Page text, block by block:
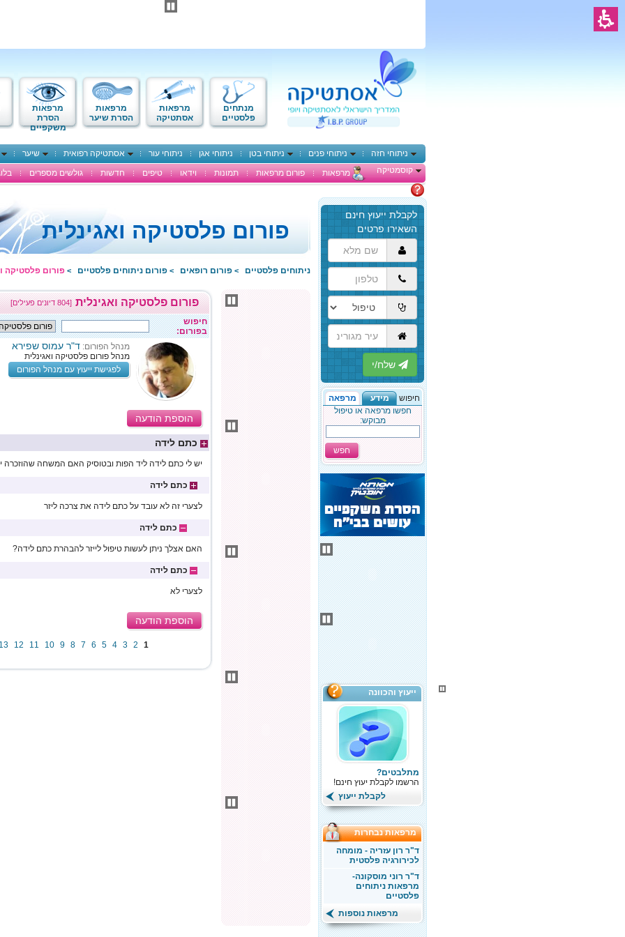
מנתחים
פלסטיים
מרפאות
אסתטיקה
מרפאות
הסרת שיער
מרפאות
הסרת
משקפיים
ניתוחי חזה ניתוחי פנים ניתוחי בטן ניתוחי אגן ניתוחי עור אסתטיקה רפואית שיער
קוסמטיקה
מרפאות פורום מרפאות תמונות וידאו טיפים חדשות גולשים מספרים
הגעת
לתוכן
המרכזי,
באפשרותך
ללחוץ
אנטר
כדי
לדלג
לאזור
הבא
חיפוש מידע
מרפאה
חפשו מרפאה או טיפול
מבוקש:
חפש
ייעוץ והכוונה
מתלבטים?
הרשמו לקבלת יעוץ חינם!
לקבלת ייעוץ
מרפאות נבחרות
ד"ר רון עזריה - מומחה
לכירורגיה פלסטית
ד"ר רוני מוסקונה-
מרפאות ניתוחים
פלסטיים
מרפאות נוספות
פורום פלסטיקה ואגינלית
ניתוחים פלסטיים > פורום רופאים > פורום ניתוחים פלסטיים > פורום פלסטיקה
[804 דיונים פעילים] פורום פלסטיקה ואגינלית
חיפוש
בפורום:
מנהל הפורום: ד"ר עמוס שפירא
מנהל פורום פלסטיקה ואגינלית
לפגישת ייעוץ עם מנהל הפורום
הוספת הודעה
כתם לידה
יש לי כתם לידה ליד הפות ובטוסיק האם המשחה שהוזכרה
כתם לידה
לצערי זה לא עובד על כתם לידה את צרכה ליזר
כתם לידה
האם אצלך ניתן לעשות טיפול לייזר להבהרת כתם לידה?
כתם לידה
לצערי לא
הוספת הודעה
1
2
3
4
5
6
7
8
9
10
11
12
13